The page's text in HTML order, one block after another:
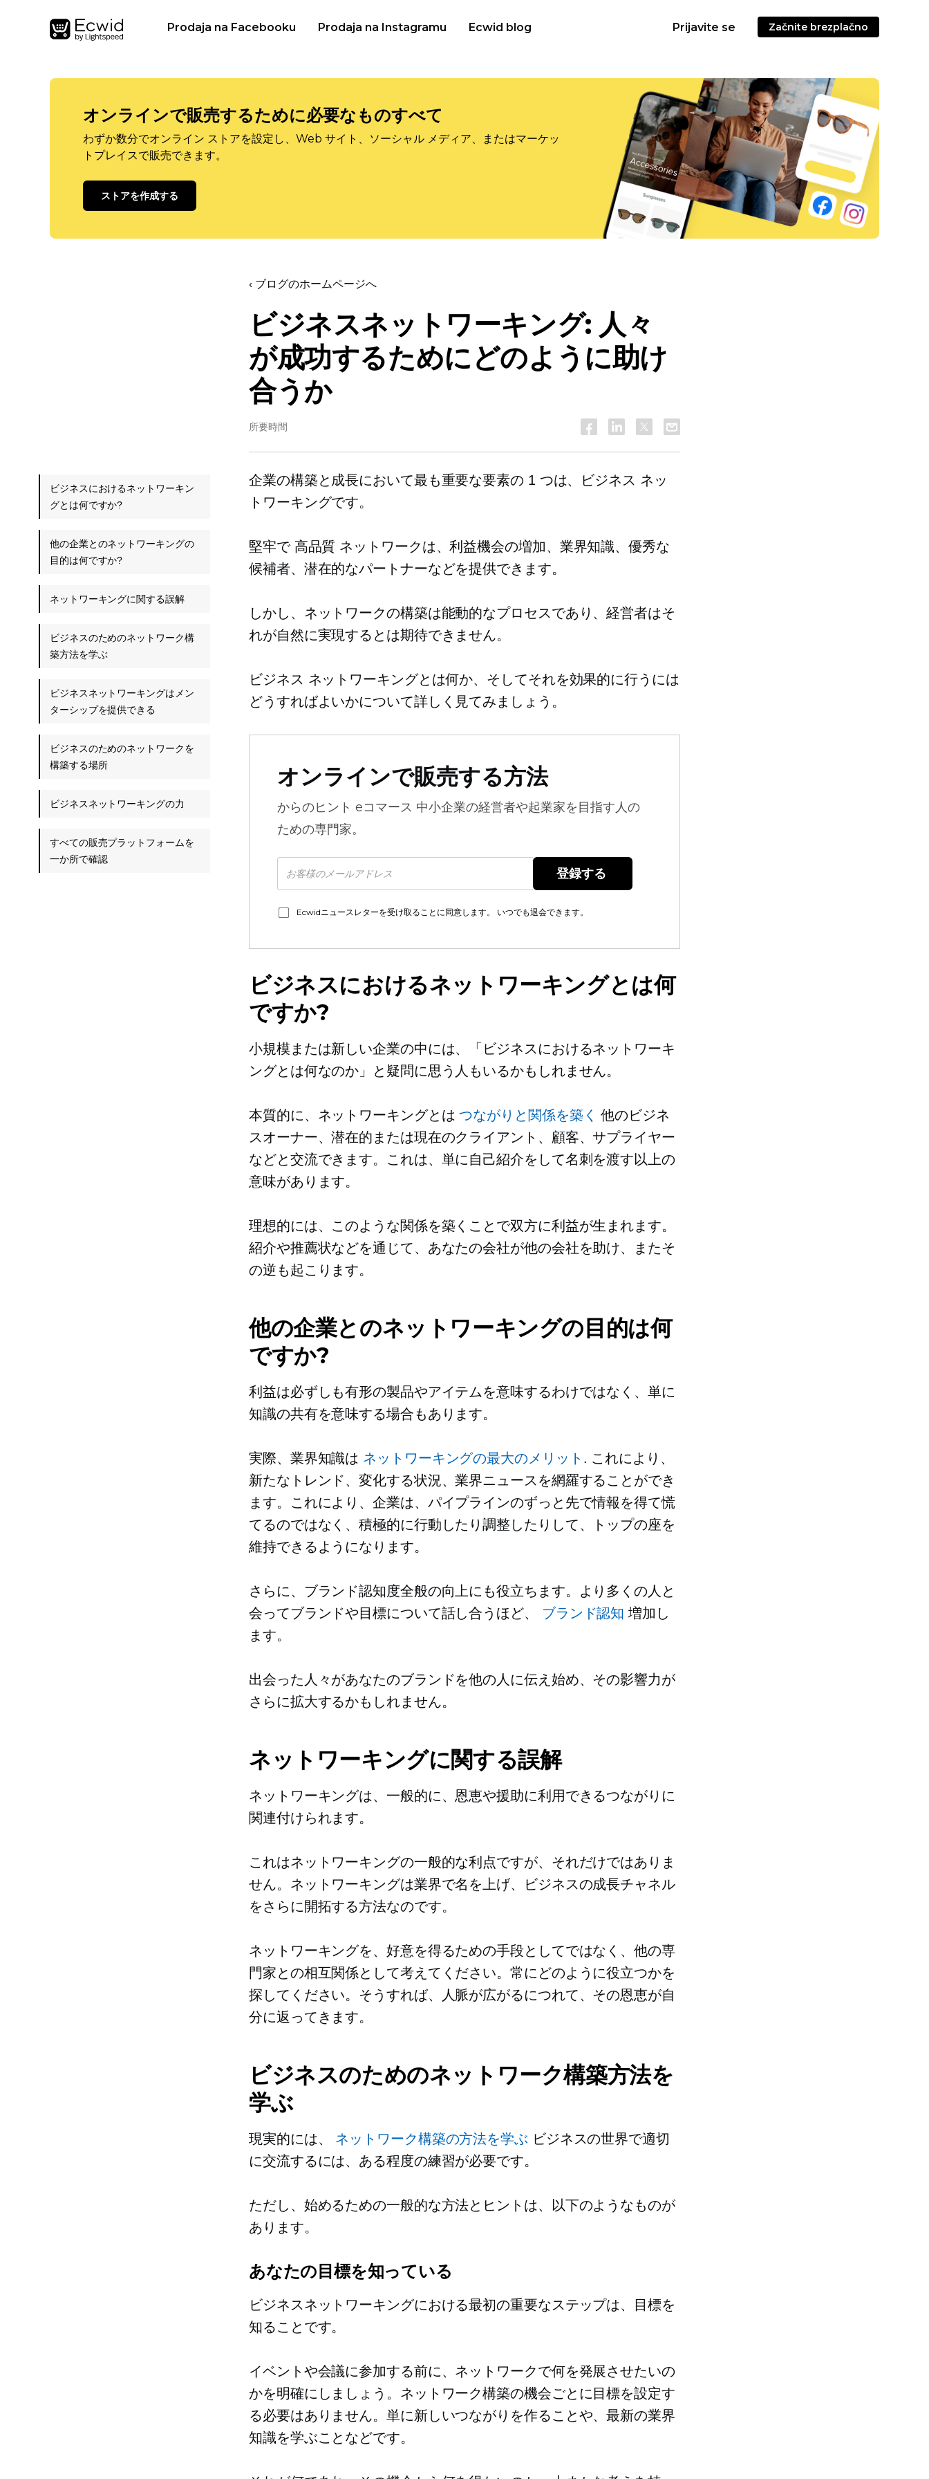
Prodaja na Facebooku Prodaja na Instagramu Ecwid blog Prijavite se Začnite brezplačno
オンラインで販売するために必要なものすべて
わずか数分でオンライン ストアを設定し、Web サイト、ソーシャル メディア、またはマーケッ
トプレイスで販売できます。
ストアを作成する
‹ ブログのホームページへ
ビジネスネットワーキング: 人々
が成功するためにどのように助け
合うか
所要時間
企業の構築と成長において最も重要な要素の 1 つは、ビジネス ネッ
トワーキングです。
堅牢で 高品質 ネットワークは、利益機会の増加、業界知識、優秀な
候補者、潜在的なパートナーなどを提供できます。
しかし、ネットワークの構築は能動的なプロセスであり、経営者はそ
れが自然に実現するとは期待できません。
ビジネス ネットワーキングとは何か、そしてそれを効果的に行うには
どうすればよいかについて詳しく見てみましょう。
オンラインで販売する方法
からのヒント eコマース 中小企業の経営者や起業家を目指す人の
ための専門家。
Ecwidニュースレターを受け取ることに同意します。 いつでも退会できます。
ビジネスにおけるネットワーキングとは何
ですか?
小規模または新しい企業の中には、「ビジネスにおけるネットワーキ
ングとは何なのか」と疑問に思う人もいるかもしれません。
本質的に、ネットワーキングとはつながりと関係を築く 他のビジネ
スオーナー、潜在的または現在のクライアント、顧客、サプライヤー
などと交流できます。これは、単に自己紹介をして名刺を渡す以上の
意味があります。
理想的には、このような関係を築くことで双方に利益が生まれます。
紹介や推薦状などを通じて、あなたの会社が他の会社を助け、またそ
の逆も起こります。
他の企業とのネットワーキングの目的は何
ですか?
利益は必ずしも有形の製品やアイテムを意味するわけではなく、単に
知識の共有を意味する場合もあります。
実際、業界知識は ネットワーキングの最大のメリット . これにより、
新たなトレンド、変化する状況、業界ニュースを網羅することができ
ます。これにより、企業は、パイプラインのずっと先で情報を得て慌
てるのではなく、積極的に行動したり調整したりして、トップの座を
維持できるようになります。
さらに、ブランド認知度全般の向上にも役立ちます。より多くの人と
会ってブランドや目標について話し合うほど、 ブランド認知 増加し
ます。
出会った人々があなたのブランドを他の人に伝え始め、その影響力が
さらに拡大するかもしれません。
ネットワーキングに関する誤解
ネットワーキングは、一般的に、恩恵や援助に利用できるつながりに
関連付けられます。
これはネットワーキングの一般的な利点ですが、それだけではありま
せん。ネットワーキングは業界で名を上げ、ビジネスの成長チャネル
をさらに開拓する方法なのです。
ネットワーキングを、好意を得るための手段としてではなく、他の専
門家との相互関係として考えてください。常にどのように役立つかを
探してください。そうすれば、人脈が広がるにつれて、その恩恵が自
分に返ってきます。
ビジネスのためのネットワーク構築方法を
学ぶ
現実的には、 ネットワーク構築の方法を学ぶ ビジネスの世界で適切
に交流するには、ある程度の練習が必要です。
ただし、始めるための一般的な方法とヒントは、以下のようなものが
あります。
あなたの目標を知っている
ビジネスネットワーキングにおける最初の重要なステップは、目標を
知ることです。
イベントや会議に参加する前に、ネットワークで何を発展させたいの
かを明確にしましょう。ネットワーク構築の機会ごとに目標を設定す
る必要はありません。単に新しいつながりを作ることや、最新の業界
知識を学ぶことなどです。
ビジネスにおけるネットワーキン
グとは何ですか?
他の企業とのネットワーキングの
目的は何ですか?
ネットワーキングに関する誤解
ビジネスのためのネットワーク構
築方法を学ぶ
ビジネスネットワーキングはメン
ターシップを提供できる
ビジネスのためのネットワークを
構築する場所
ビジネスネットワーキングの力
すべての販売プラットフォームを
一か所で確認